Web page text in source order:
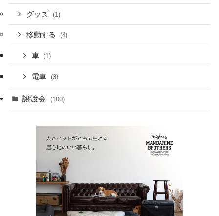
グッズ (1)
移動する (4)
車 (1)
電車 (3)
譲渡会 (100)